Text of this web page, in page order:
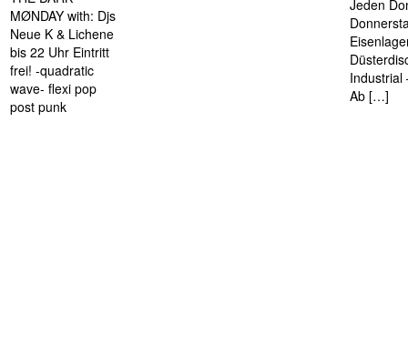
MØNDAY with: Djs
Neue K & Lichene
bis 22 Uhr Eintritt
frei! -quadratic
wave- flexi pop
post punk
Jeden
Industrial
Ab […]